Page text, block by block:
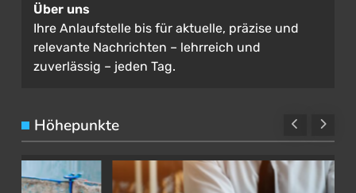
Über uns
Ihre Anlaufstelle bis für aktuelle, präzise und
relevante Nachrichten – lehrreich und
zuverlässig – jeden Tag.
Höhepunkte